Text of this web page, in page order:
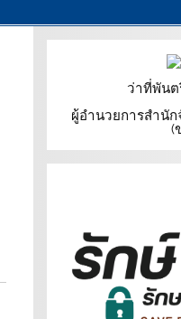
ว่าที่พัน
ผู้อำนวยการสำนั
(